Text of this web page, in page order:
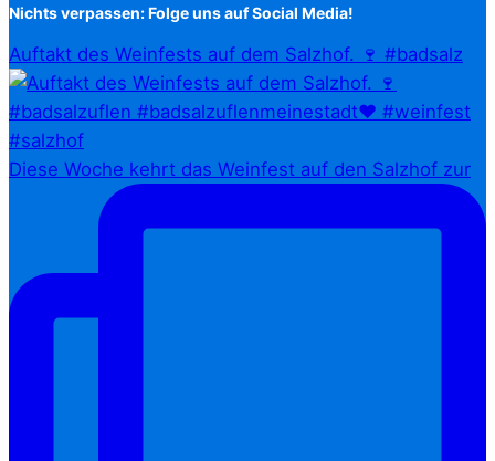
Nichts verpassen: Folge uns auf Social Media!
Auftakt des Weinfests auf dem Salzhof. 🍷 #badsalz
Diese Woche kehrt das Weinfest auf den Salzhof zur